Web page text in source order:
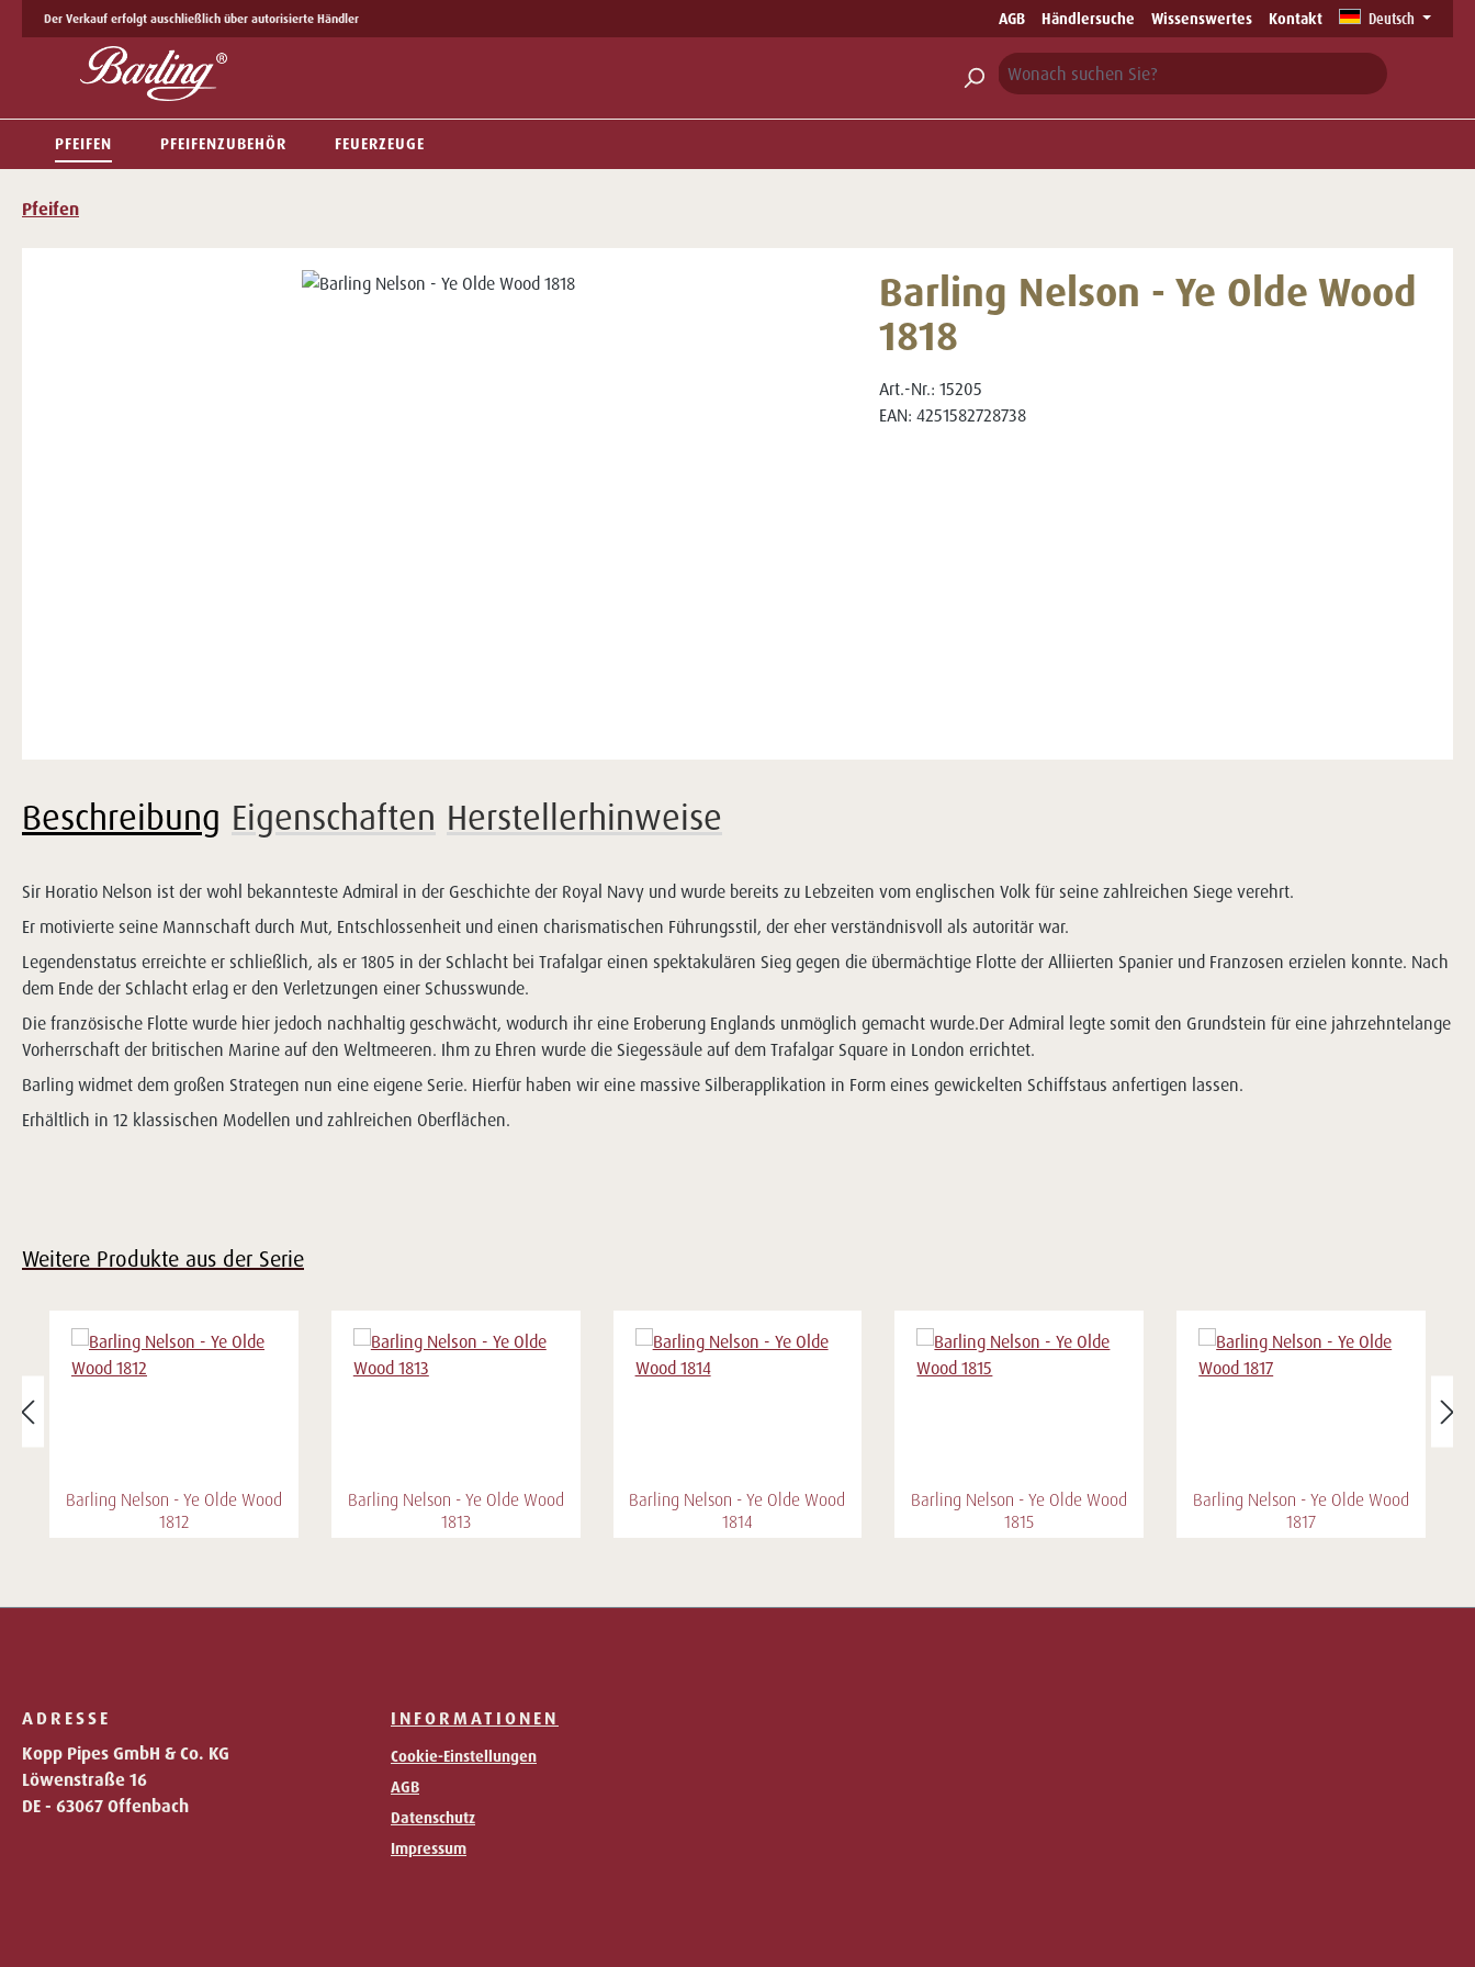
Hauptinhalt springen
Zur Suche springen
Zur Hauptnavigation springen
Der Verkauf erfolgt auschließlich über autorisierte Händler AGB Händlersuche Wissenswertes Kontakt Deutsch
PFEIFEN PFEIFENZUBEHÖR FEUERZEUGE
Pfeifen
Barling Nelson - Ye Olde Wood
1818
Art.-Nr.: 15205
EAN: 4251582728738
Beschreibung Eigenschaften Herstellerhinweise
Sir Horatio Nelson ist der wohl bekannteste Admiral in der Geschichte der Royal Navy und wurde bereits zu Lebzeiten vom englischen Volk für seine zahlreichen Siege verehrt.
Er motivierte seine Mannschaft durch Mut, Entschlossenheit und einen charismatischen Führungsstil, der eher verständnisvoll als autoritär war.
Legendenstatus erreichte er schließlich, als er 1805 in der Schlacht bei Trafalgar einen spektakulären Sieg gegen die übermächtige Flotte der Alliierten Spanier und Franzosen erzielen konnte. Nach
dem Ende der Schlacht erlag er den Verletzungen einer Schusswunde.
Die französische Flotte wurde hier jedoch nachhaltig geschwächt, wodurch ihr eine Eroberung Englands unmöglich gemacht wurde.Der Admiral legte somit den Grundstein für eine jahrzehntelange
Vorherrschaft der britischen Marine auf den Weltmeeren. Ihm zu Ehren wurde die Siegessäule auf dem Trafalgar Square in London errichtet.
Barling widmet dem großen Strategen nun eine eigene Serie. Hierfür haben wir eine massive Silberapplikation in Form eines gewickelten Schiffstaus anfertigen lassen.
Erhältlich in 12 klassischen Modellen und zahlreichen Oberflächen.
Weitere Produkte aus der Serie
Barling Nelson - Ye Olde Wood
1812
Barling Nelson - Ye Olde Wood
1813
Barling Nelson - Ye Olde Wood
1814
Barling Nelson - Ye Olde Wood
1815
Barling Nelson - Ye Olde Wood
1817
ADRESSE
Kopp Pipes GmbH & Co. KG
Löwenstraße 16
DE - 63067 Offenbach
INFORMATIONEN
Cookie-Einstellungen
AGB
Datenschutz
Impressum